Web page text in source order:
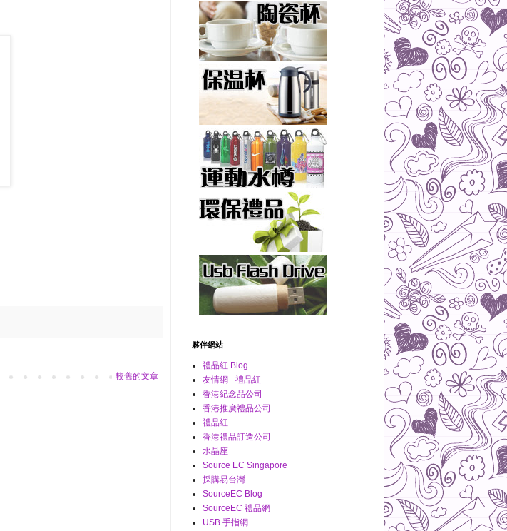
較舊的文章
夥伴網站
禮品紅 Blog
友情網 - 禮品紅
香港紀念品公司
香港推廣禮品公司
禮品紅
香港禮品訂造公司
水晶座
Source EC Singapore
採購易台灣
SourceEC Blog
SourceEC 禮品網
USB 手指網